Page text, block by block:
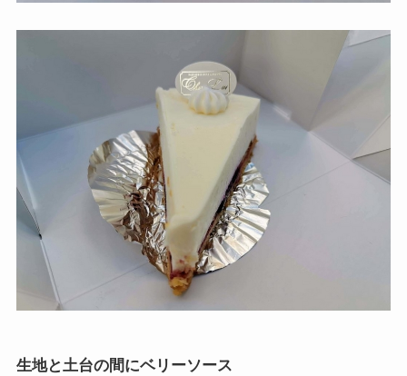
生地と土台の間にベリーソース